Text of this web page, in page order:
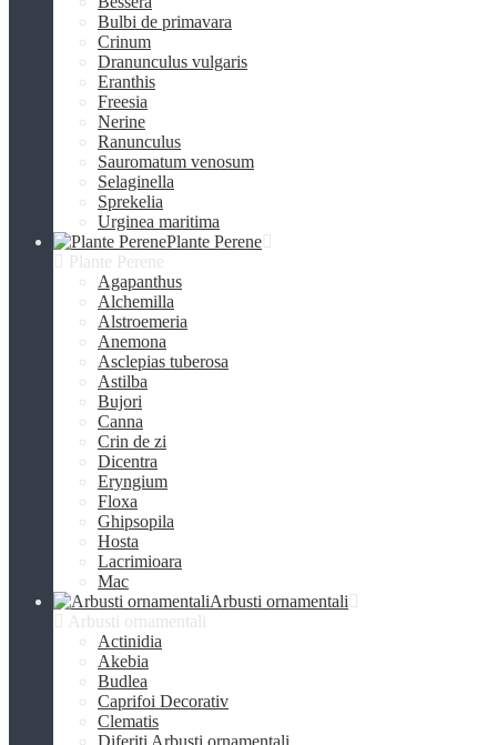
Bulbi de primavara
Crinum
Dranunculus vulgaris
Eranthis
Freesiа
Nerine
Ranunculus
Sauromatum venosum
Selaginella
Sprekelia
Urginea maritima
Plante Perene
Plante Perene
Agapanthus
Alchemilla
Alstroemeria
Anemona
Asclepias tuberosa
Astilba
Bujori
Canna
Crin de zi
Dicentra
Eryngium
Floxa
Ghipsopila
Hosta
Lacrimioara
Mac
Arbusti ornamentali
Arbusti ornamentali
Actinidia
Akebia
Budlea
Caprifoi Decorativ
Clematis
Diferiti Arbusti ornamentali